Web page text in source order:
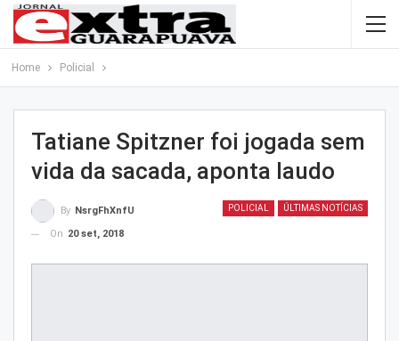
Home Policial
Tatiane Spitzner foi jogada sem
vida da sacada, aponta laudo
POLICIAL ÚLTIMAS NOTÍCIAS
By NsrgFhXnfU
On 20 set, 2018